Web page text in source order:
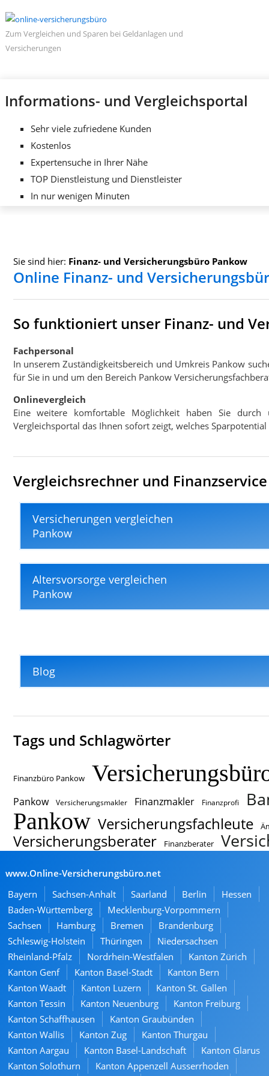
Zum Vergleichen und Sparen bei Geldanlagen und
Versicherungen
Informations- und Vergleichsportal
Sehr viele zufriedene Kunden
Kostenlos
Expertensuche in Ihrer Nähe
TOP Dienstleistung und Dienstleister
In nur wenigen Minuten
Sie sind hier: Finanz- und Versicherungsbüro Pankow
Online Finanz- und
So funktioniert unser Finanz- und
Fachpersonal
In unserem Zuständigkeitsbereich und Umkreis Pankow
für Sie in und um den Bereich Pankow
Onlinevergleich
Eine weitere komfortable Möglichkeit haben Sie
Vergleichsportal das Ihnen sofort zeigt, welches
Vergleichsrechner und
Versicherungen vergleichen
Pankow
Altersvorsorge vergleichen
Pankow
Blog
Tags und Schlagwörter
Finanzbüro Pankow
Pankow Versicherungsmakler Finanzmakler Finanzprofi
Pankow Versicherungsfachleute
Versicherungsberater Finanzberater
www.Online-Versicherungsbüro.net
Bayern
Sachsen-Anhalt Saarland Berlin
Hessen
Baden-Württemberg
Mecklenburg-Vorpommern
Sachsen
Hamburg Bremen
Brandenburg
Schleswig-Holstein
Thüringen
Niedersachsen
Rheinland-Pfalz
Nordrhein-Westfalen
Kanton Zürich
Kanton Genf
Kanton Basel-Stadt
Kanton Bern
Kanton Waadt
Kanton Luzern
Kanton St. Gallen
Kanton Tessin
Kanton Neuenburg
Kanton Freiburg
Kanton Schaffhausen
Kanton Graubünden
Kanton Wallis
Kanton Zug
Kanton Thurgau
Kanton Aargau
Kanton Basel-Landschaft
Kanton Glarus
Kanton Solothurn
Kanton Appenzell Ausserrhoden